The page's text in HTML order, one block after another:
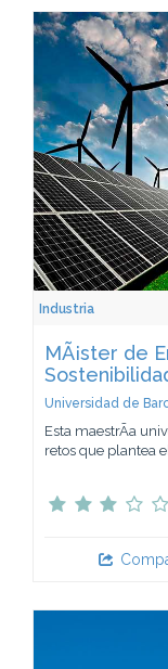
Industria
MÃ¡ster de
Universidad de
Esta maestrÃ­a
retos que plantea